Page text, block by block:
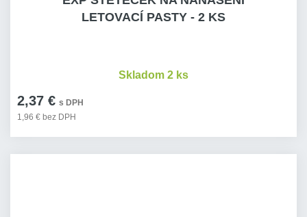
LETOVACÍ PASTY - 2 KS
2,37 € s DPH
1,96 € bez DPH
Skladom 2 ks